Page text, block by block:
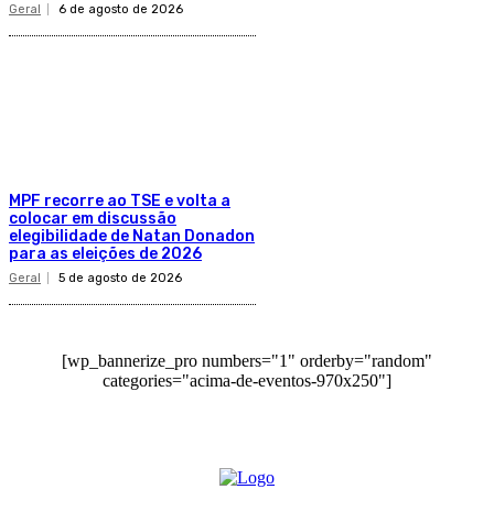
Geral 6 de agosto de 2026
MPF recorre ao TSE e volta a
colocar em discussão
elegibilidade de Natan Donadon
para as eleições de 2026
Geral 5 de agosto de 2026
[wp_bannerize_pro numbers="1" orderby="random"
categories="acima-de-eventos-970x250"]